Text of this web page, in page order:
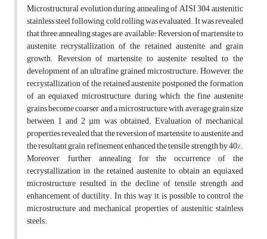
Microstructural evolution during annealing of AISI 304 austenitic
stainless steel following cold rolling was evaluated. It was revealed
that three annealing stages are available: Reversion of martensite to
austenite, recrystallization of the retained austenite, and grain
growth. Reversion of martensite to austenite resulted to the
development of an ultrafine grained microstructure. However, the
recrystallization of the retained austenite postponed the formation
of an equiaxed microstructure, during which, the fine austenite
grains become coarser and a microstructure with average grain size
between 1 and 2 µm was obtained. Evaluation of mechanical
properties revealed that the reversion of martensite to austenite and
the resultant grain refinement enhanced the tensile strength by 40%.
Moreover, further annealing for the occurrence of the
recrystallization in the retained austenite to obtain an equiaxed
microstructure resulted in the decline of tensile strength and
enhancement of ductility. In this way, it is possible to control the
microstructure and mechanical properties of austenitic stainless
steels.